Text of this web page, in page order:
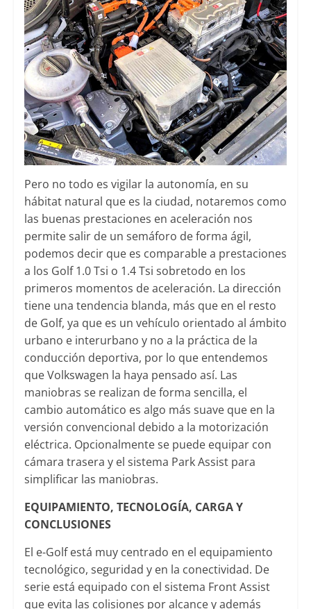
Pero no todo es vigilar la autonomía, en su
hábitat natural que es la ciudad, notaremos como
las buenas prestaciones en aceleración nos
permite salir de un semáforo de forma ágil,
podemos decir que es comparable a prestaciones
a los Golf 1.0 Tsi o 1.4 Tsi sobretodo en los
primeros momentos de aceleración. La dirección
tiene una tendencia blanda, más que en el resto
de Golf, ya que es un vehículo orientado al ámbito
urbano e interurbano y no a la práctica de la
conducción deportiva, por lo que entendemos
que Volkswagen la haya pensado así. Las
maniobras se realizan de forma sencilla, el
cambio automático es algo más suave que en la
versión convencional debido a la motorización
eléctrica. Opcionalmente se puede equipar con
cámara trasera y el sistema Park Assist para
simplificar las maniobras.
EQUIPAMIENTO, TECNOLOGÍA, CARGA Y
CONCLUSIONES
El e-Golf está muy centrado en el equipamiento
tecnológico, seguridad y en la conectividad. De
serie está equipado con el sistema Front Assist
que evita las colisiones por alcance y además